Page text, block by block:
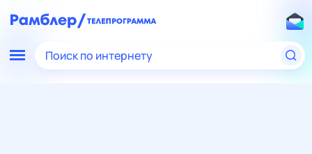
Поиск по интернету